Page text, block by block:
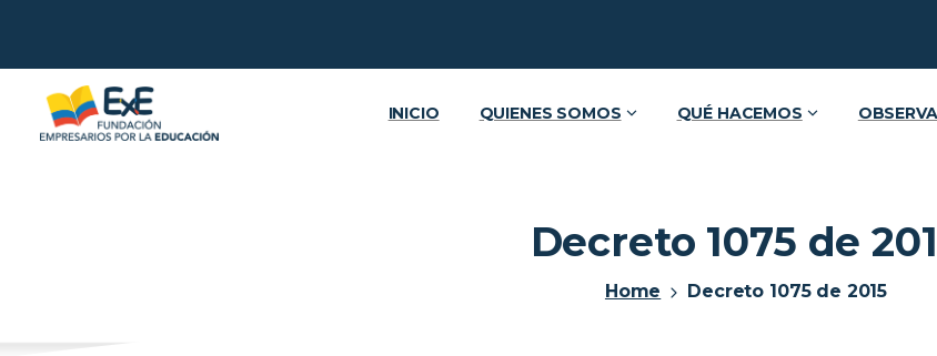
INICIO QUIENES SOMOS QUÉ HACEMOS
Decreto 1075 de
Home Decreto 1075 de 2015